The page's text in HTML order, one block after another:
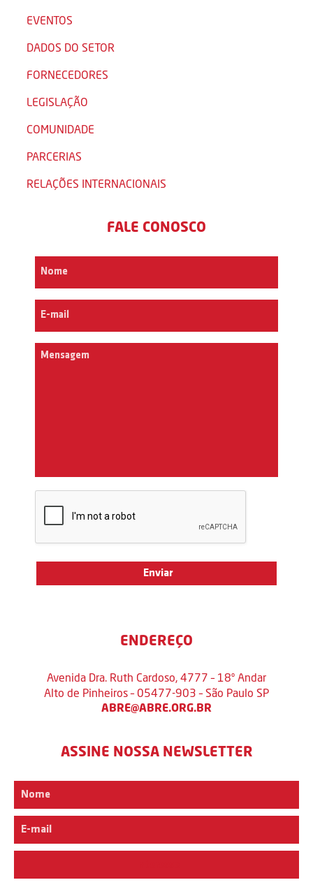
EVENTOS
DADOS DO SETOR
FORNECEDORES
LEGISLAÇÃO
COMUNIDADE
PARCERIAS
RELAÇÕES INTERNACIONAIS
FALE CONOSCO
ENDEREÇO
Avenida Dra. Ruth Cardoso, 4777 – 18º Andar
Alto de Pinheiros – 05477-903 – São Paulo SP
ABRE@ABRE.ORG.BR
ASSINE NOSSA NEWSLETTER